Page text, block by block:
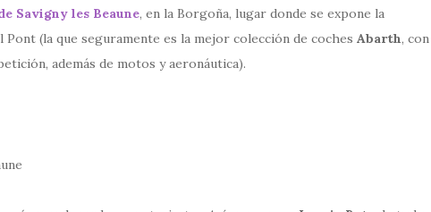
Savigny les Beaune, en la Borgoña, lugar donde se expone la
Pont (la que seguramente es la mejor colección de coches Abarth, con
además de motos y aeronáutica).